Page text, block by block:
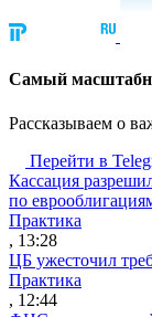
Cамый
Рассказываем о
Перейти в
Кассация
по
Практика
, 13:28
ЦБ ужесточил
Практика
, 12:44